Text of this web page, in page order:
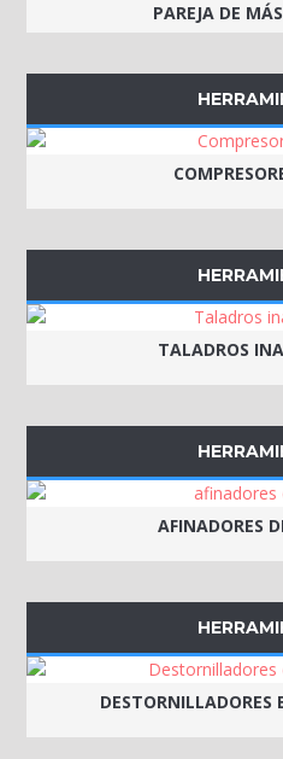
PAREJA DE
TALADROS
AFINADORES
DESTORNILLADORES